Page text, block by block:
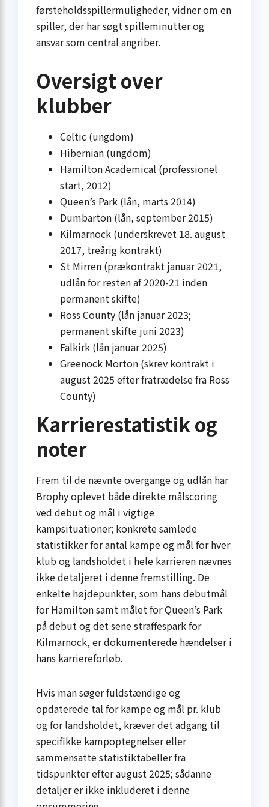
førsteholdsspillermuligheder, vidner om en
spiller, der har søgt spilleminutter og
ansvar som central angriber.
Oversigt over
klubber
Celtic (ungdom)
Hibernian (ungdom)
Hamilton Academical (professionel
start, 2012)
Queen’s Park (lån, marts 2014)
Dumbarton (lån, september 2015)
Kilmarnock (underskrevet 18. august
2017, treårig kontrakt)
St Mirren (prækontrakt januar 2021,
udlån for resten af 2020-21 inden
permanent skifte)
Ross County (lån januar 2023;
permanent skifte juni 2023)
Falkirk (lån januar 2025)
Greenock Morton (skrev kontrakt i
august 2025 efter fratrædelse fra Ross
County)
Karrierestatistik og
noter
Frem til de nævnte overgange og udlån har
Brophy oplevet både direkte målscoring
ved debut og mål i vigtige
kampsituationer; konkrete samlede
statistikker for antal kampe og mål for hver
klub og landsholdet i hele karrieren nævnes
ikke detaljeret i denne fremstilling. De
enkelte højdepunkter, som hans debutmål
for Hamilton samt målet for Queen’s Park
på debut og det sene straffespark for
Kilmarnock, er dokumenterede hændelser i
hans karriereforløb.
Hvis man søger fuldstændige og
opdaterede tal for kampe og mål pr. klub
og for landsholdet, kræver det adgang til
specifikke kampoptegnelser eller
sammensatte statistiktabeller fra
tidspunkter efter august 2025; sådanne
detaljer er ikke inkluderet i denne